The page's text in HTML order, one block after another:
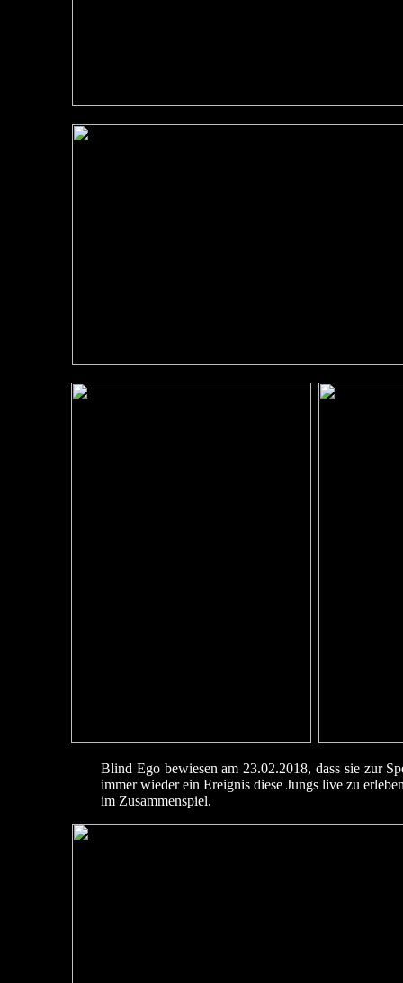
Blind Ego bewiesen am 23.02.2018, dass sie zur
immer wieder ein Ereignis diese Jungs live zu
im Zusammenspiel.